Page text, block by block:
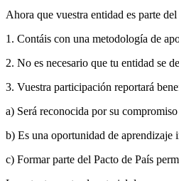
Ahora que vuestra entidad es parte
1. Contáis con una metodología de
2. No es necesario que tu entidad se
3. Vuestra participación reportará
a) Será reconocida por su
b) Es una oportunidad de aprendizaje
c) Formar parte del Pacto de País